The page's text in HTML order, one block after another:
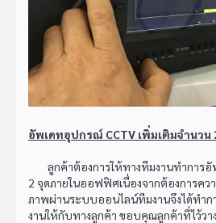
อัพเดทอุปกรณ์ CCTV เพิ่มเติมจำนวน
ลูกค้าต้องการให้ทางทีมงานทำการอั
2 จุดภายในออฟฟิศเนื่องจากต้องการควา
ภาพผ่านระบบออนไลน์ทีมงานจึงได้ทำ
งานให้กับทางลูกค้า ขอบคุณลูกค้าที่ไว้วา